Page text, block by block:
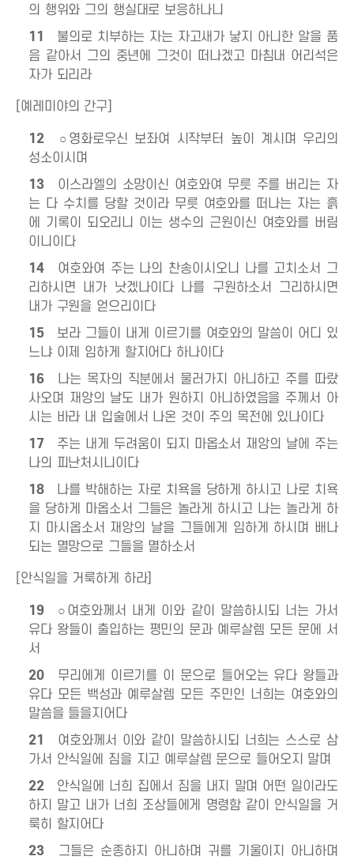
의 행위와 그의 행실대로 보응하나니
11
불의로 치부하는 자는 자고새가 낳지 아니한 알을 품
음 같아서 그의 중년에 그것이 떠나겠고 마침내 어리석은
자가 되리라
[예레미야의 간구]
12
○영화로우신 보좌여 시작부터 높이 계시며 우리의
성소이시며
13
이스라엘의 소망이신 여호와여 무릇 주를 버리는 자
는 다 수치를 당할 것이라 무릇 여호와를 떠나는 자는 흙
에 기록이 되오리니 이는 생수의 근원이신 여호와를 버림
이니이다
14
여호와여 주는 나의 찬송이시오니 나를 고치소서 그
리하시면 내가 낫겠나이다 나를 구원하소서 그리하시면
내가 구원을 얻으리이다
15
보라 그들이 내게 이르기를 여호와의 말씀이 어디 있
느냐 이제 임하게 할지어다 하나이다
16
나는 목자의 직분에서 물러가지 아니하고 주를 따랐
사오며 재앙의 날도 내가 원하지 아니하였음을 주께서 아
시는 바라 내 입술에서 나온 것이 주의 목전에 있나이다
17
주는 내게 두려움이 되지 마옵소서 재앙의 날에 주는
나의 피난처시니이다
18
나를 박해하는 자로 치욕을 당하게 하시고 나로 치욕
을 당하게 마옵소서 그들은 놀라게 하시고 나는 놀라게 하
지 마시옵소서 재앙의 날을 그들에게 임하게 하시며 배나
되는 멸망으로 그들을 멸하소서
[안식일을 거룩하게 하라]
19
○여호와께서 내게 이와 같이 말씀하시되 너는 가서
유다 왕들이 출입하는 평민의 문과 예루살렘 모든 문에 서
서
20
무리에게 이르기를 이 문으로 들어오는 유다 왕들과
유다 모든 백성과 예루살렘 모든 주민인 너희는 여호와의
말씀을 들을지어다
21
여호와께서 이와 같이 말씀하시되 너희는 스스로 삼
가서 안식일에 짐을 지고 예루살렘 문으로 들어오지 말며
22
안식일에 너희 집에서 짐을 내지 말며 어떤 일이라도
하지 말고 내가 너희 조상들에게 명령함 같이 안식일을 거
룩히 할지어다
23
그들은 순종하지 아니하며 귀를 기울이지 아니하며